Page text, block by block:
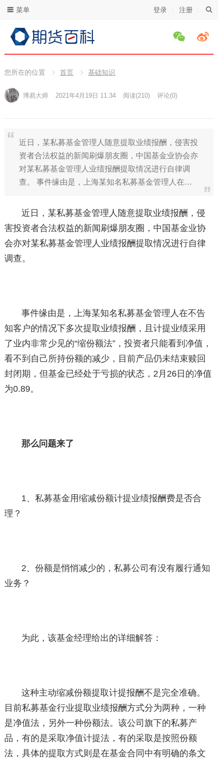
登录 注册
菜单
您所在的位置 首页 基础知识
博易大师 2021年4月19日 11:34 阅读(210) 评论(0)
近日，某私募基金管理人随意提取业绩报酬，侵害投
资者合法权益的新闻刷爆朋友圈，中国基金业协会亦
对某私募基金管理人业绩报酬提取情况进行自律调
查。 事件缘由是，上海某知名私募基金管理人在…
近日，某私募基金管理人随意提取业绩报酬，侵
害投资者合法权益的新闻刷爆朋友圈，中国基金业协
会亦对某私募基金管理人业绩报酬提取情况进行自律
调查。
事件缘由是，上海某知名私募基金管理人在不告
知客户的情况下多次提取业绩报酬，且计提业绩采用
了业内非常少见的“缩份额法”，投资者只能看到净值，
看不到自己所持份额的减少，目前产品仍未结束赎回
封闭期，但基金已经处于亏损的状态，2月26日的净值
为0.89。
那么问题来了
1、私募基金用缩减份额计提业绩报酬费是否合
理？
2、份额是悄悄减少的，私募公司有没有履行通知
业务？
为此，该基金经理给出的详细解答：
这种主动缩减份额提取计提报酬不是完全准确。
目前私募基金行业提取业绩报酬方式分为两种，一种
是净值法，另外一种份额法。该公司旗下的私募产
品，有的是采取净值计提法，有的采取是按照份额
法，具体的提取方式则是在基金合同中有明确的条文